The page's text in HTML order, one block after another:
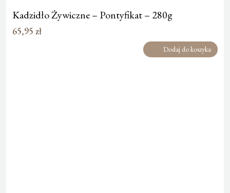
Kadzidło Żywiczne – Pontyfikat – 280g
65,95 zł
Dodaj do koszyka